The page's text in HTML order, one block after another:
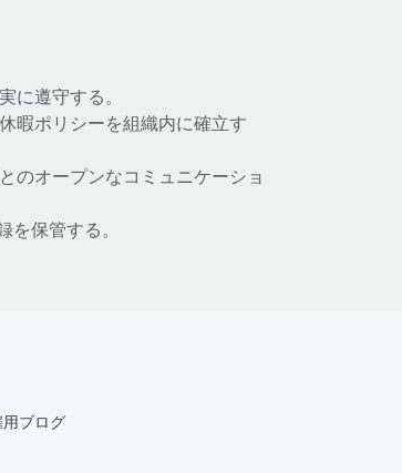
に遵守する。
暇ポリシーを組織内に確立す
のオープンなコミュニケーショ
保管する。
ブログ